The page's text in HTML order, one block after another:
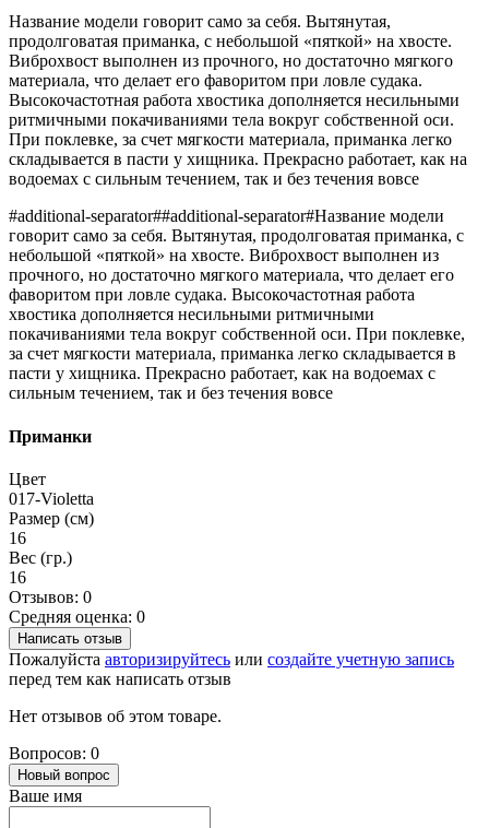
Название модели говорит само за себя. Вытянутая,
продолговатая приманка, с небольшой «пяткой» на хвосте.
Виброхвост выполнен из прочного, но достаточно мягкого
материала, что делает его фаворитом при ловле судака.
Высокочастотная работа хвостика дополняется несильными
ритмичными покачиваниями тела вокруг собственной оси.
При поклевке, за счет мягкости материала, приманка легко
складывается в пасти у хищника. Прекрасно работает, как на
водоемах с сильным течением, так и без течения вовсе
#additional-separator##additional-separator#Название модели
говорит само за себя. Вытянутая, продолговатая приманка, с
небольшой «пяткой» на хвосте. Виброхвост выполнен из
прочного, но достаточно мягкого материала, что делает его
фаворитом при ловле судака. Высокочастотная работа
хвостика дополняется несильными ритмичными
покачиваниями тела вокруг собственной оси. При поклевке,
за счет мягкости материала, приманка легко складывается в
пасти у хищника. Прекрасно работает, как на водоемах с
сильным течением, так и без течения вовсе
Приманки
Цвет
017-Violetta
Размер (см)
16
Вес (гр.)
16
Отзывов: 0
Средняя оценка: 0
Написать отзыв
Пожалуйста авторизируйтесь или создайте учетную запись
перед тем как написать отзыв
Нет отзывов об этом товаре.
Вопросов: 0
Новый вопрос
Ваше имя